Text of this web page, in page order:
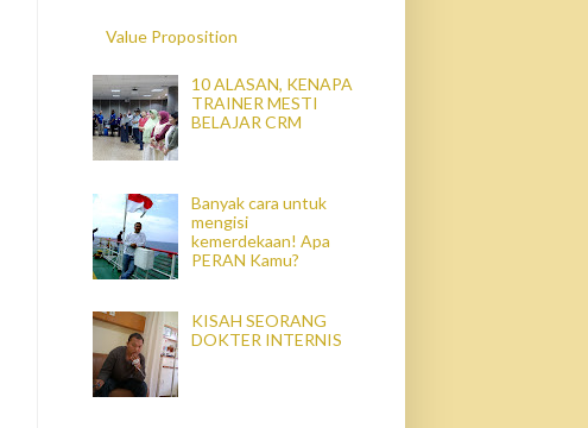
Value Proposition
10 ALASAN, KENAPA
TRAINER MESTI
BELAJAR CRM
Banyak cara untuk
mengisi
kemerdekaan! Apa
PERAN Kamu?
KISAH SEORANG
DOKTER INTERNIS